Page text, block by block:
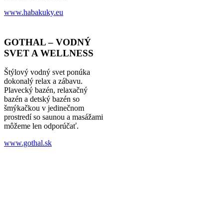
www.habakuky.eu
GOTHAL – VODNÝ
SVET A WELLNESS
Štýlový vodný svet ponúka
dokonalý relax a zábavu.
Plavecký bazén, relaxačný
bazén a detský bazén so
šmýkačkou v jedinečnom
prostredí so saunou a masážami
môžeme len odporúčať.
www.gothal.sk